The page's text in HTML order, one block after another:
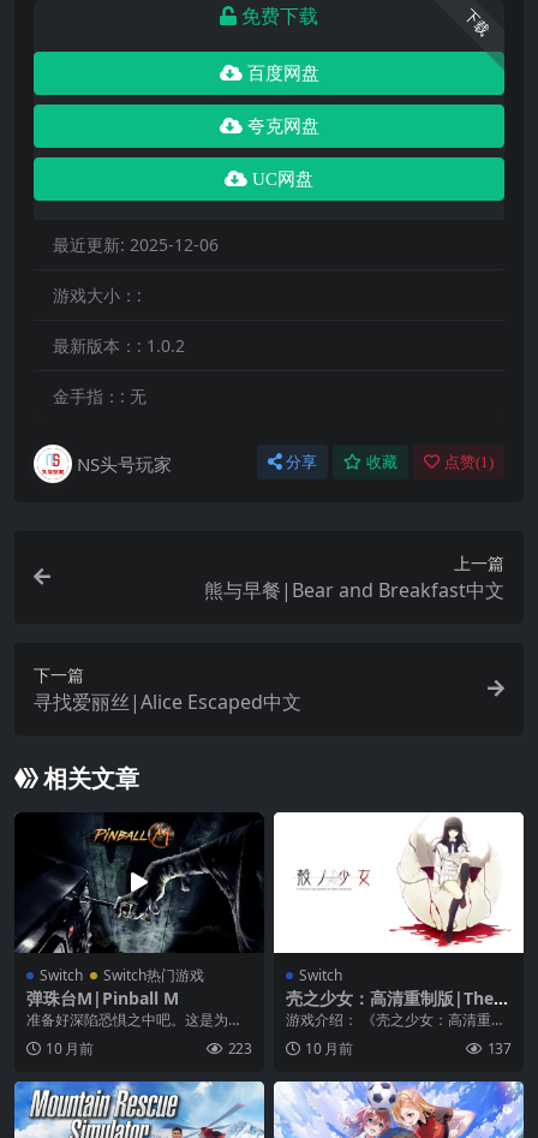
下载
免费下载
百度网盘
夸克网盘
UC网盘
最近更新: 2025-12-06
游戏大小：:
最新版本：: 1.0.2
金手指：: 无
NS头号玩家 分享 收藏 点赞(1 )
上一篇
熊与早餐|Bear and Breakfast中文
下一篇
寻找爱丽丝|Alice Escaped中文
相关文章
Switch Switch热门游戏
弹珠台M|Pinball M
准备好深陷恐惧之中吧。这是为勇
敢的玩家准备的全新恐怖弹球平
台。挑战有史以来最阴森...
10 月前 223
Switch
壳之少女：高清重制版|The S
hell Part I: Inferno中文
游戏介绍： 《壳之少女：高清重制
版》由 Innocent Grey 开发的悬疑
冒...10 月前 137